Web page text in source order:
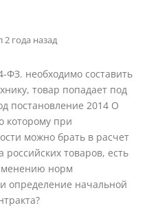
2 года назад
ФЗ. необходимо составить
товар попадает под
постановление 2014 О
которому при
можно брать в расчет
российских товаров, есть
норм
определение начальной